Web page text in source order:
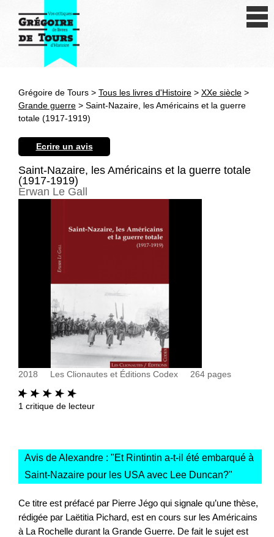
Antiquité
Autres civilisations
Grégoire de Tours > Tous les livres d'Histoire > XXe siècle >
Grande guerre > Saint-Nazaire, les Américains et la guerre
totale (1917-1919)
Ecrire un avis
Saint-Nazaire, les Américains et la guerre totale
(1917-1919)
Erwan Le Gall
2018 Les Clionautes et Éditions Codex 264 pages
1 critique de lecteur
Avis de Alexandre : "Et Rintintin a-t-il été embarqué à
Saint-Nazaire pour les USA avec Lee Duncan?"
Ce titre est préfacé par Pierre Jégo qui signale qu’une thèse,
rédigée par Laëtitia Pichard, est en cours sur les Américains
à La Rochelle durant la Grande Guerre. De fait le sujet est